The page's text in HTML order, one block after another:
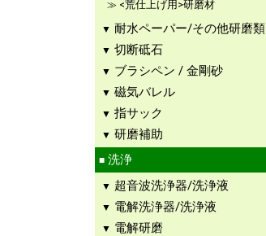
<荒仕上げ用>研磨材
耐水ペーパー/その他研磨類
切断砥石
ブラシペン / 金剛砂
磁気バレル
指サック
研磨補助
洗浄
超音波洗浄器/洗浄液
電解洗浄器/洗浄液
電解研磨